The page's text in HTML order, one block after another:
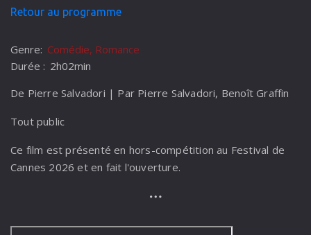
Retour au programme
Genre: Comédie, Romance
Durée : 2h02min
De Pierre Salvadori | Par Pierre Salvadori, Benoît Graffin
Tout public
Ce film est présenté en hors-compétition au Festival de
Cannes 2026 et en fait l'ouverture.
Paris, 1928. Antoine Balestro, jeune peintre en vogue,
désespère Armand, son galeriste. Un soir d'ivresse,